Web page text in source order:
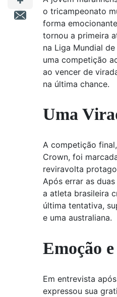
o tricampeonato
forma
tornou a primeira
na Liga Mundial
uma competição
ao vencer de
na última chance.
Uma
A competição
Crown, foi
reviravolta
Após errar as
a atleta brasileira
última tentativa,
e uma australiana.
Emoção
Em entrevista
expressou sua